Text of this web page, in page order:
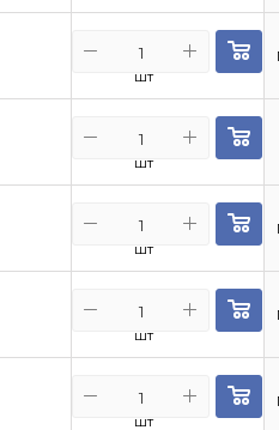
шт
шт
шт
шт
шт